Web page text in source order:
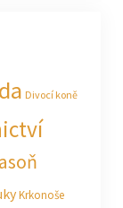
Divocí koně
Krkonoše